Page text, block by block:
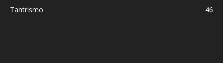
Tantrismo
46